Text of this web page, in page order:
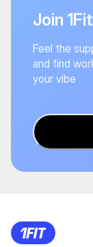
Join 1Fit
Feel the
and find
your vibe